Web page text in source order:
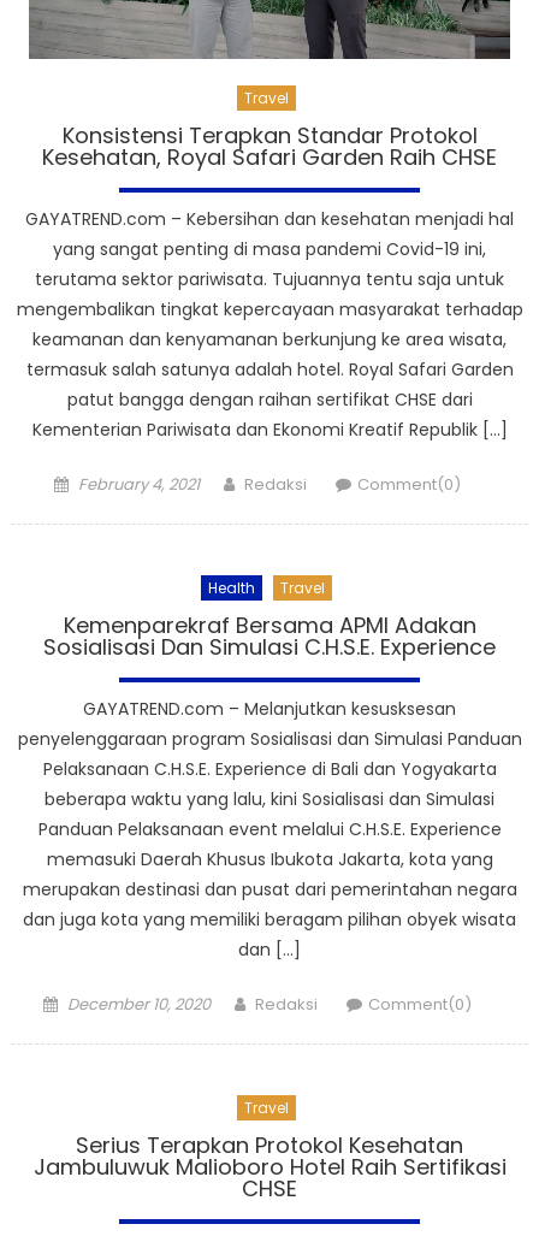
Travel
Konsistensi Terapkan Standar Protokol
Kesehatan, Royal Safari Garden Raih CHSE
GAYATREND.com – Kebersihan dan kesehatan menjadi hal
yang sangat penting di masa pandemi Covid-19 ini,
terutama sektor pariwisata. Tujuannya tentu saja untuk
mengembalikan tingkat kepercayaan masyarakat terhadap
keamanan dan kenyamanan berkunjung ke area wisata,
termasuk salah satunya adalah hotel. Royal Safari Garden
patut bangga dengan raihan sertifikat CHSE dari
Kementerian Pariwisata dan Ekonomi Kreatif Republik […]
Posted
February 4, 2021 Author
Redaksi Comment(0)
Health Travel
Kemenparekraf Bersama APMI Adakan
Sosialisasi Dan Simulasi C.H.S.E. Experience
GAYATREND.com – Melanjutkan kesusksesan
penyelenggaraan program Sosialisasi dan Simulasi Panduan
Pelaksanaan C.H.S.E. Experience di Bali dan Yogyakarta
beberapa waktu yang lalu, kini Sosialisasi dan Simulasi
Panduan Pelaksanaan event melalui C.H.S.E. Experience
memasuki Daerah Khusus Ibukota Jakarta, kota yang
merupakan destinasi dan pusat dari pemerintahan negara
dan juga kota yang memiliki beragam pilihan obyek wisata
dan […]
Posted
December 10, 2020 Author
Redaksi Comment(0)
Travel
Serius Terapkan Protokol Kesehatan
Jambuluwuk Malioboro Hotel Raih Sertifikasi
CHSE